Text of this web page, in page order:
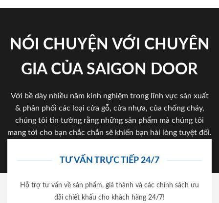
NÓI CHUYỆN VỚI CHUYÊN
GIA CỦA SAIGON DOOR
Với bề dày nhiều năm kinh nghiệm trong lĩnh vực sản xuất
& phân phối các loại cửa gỗ, cửa nhựa, của chống cháy,
chúng tôi tin tưởng rằng những sản phẩm mà chúng tôi
mang tới cho bạn chắc chắn sẽ khiến bạn hài lòng tuyệt đối.
TƯ VẤN TRỰC TIẾP 24/7
Hỗ trợ tư vấn về sản phẩm, giá thành và các chính sách ưu
đãi chiết khấu cho khách hàng 24/7!